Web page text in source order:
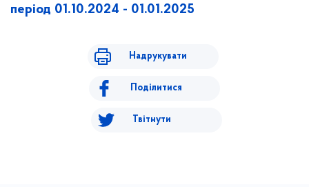
період 01.10.2024 - 01.01.2025
Надрукувати
Поділитися
Твітнути